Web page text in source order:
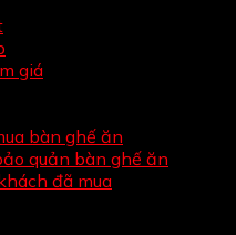
giá
bàn ghế ăn
quản bàn ghế ăn
đã mua